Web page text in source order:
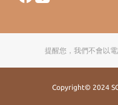
提醒您，我們不會以
Copyright© 2024